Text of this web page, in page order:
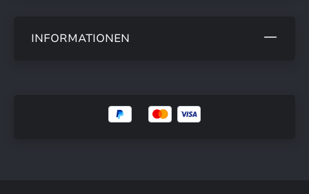
INFORMATIONEN